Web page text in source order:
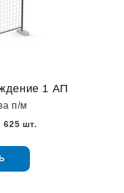
1 АП
п/м
625 шт.